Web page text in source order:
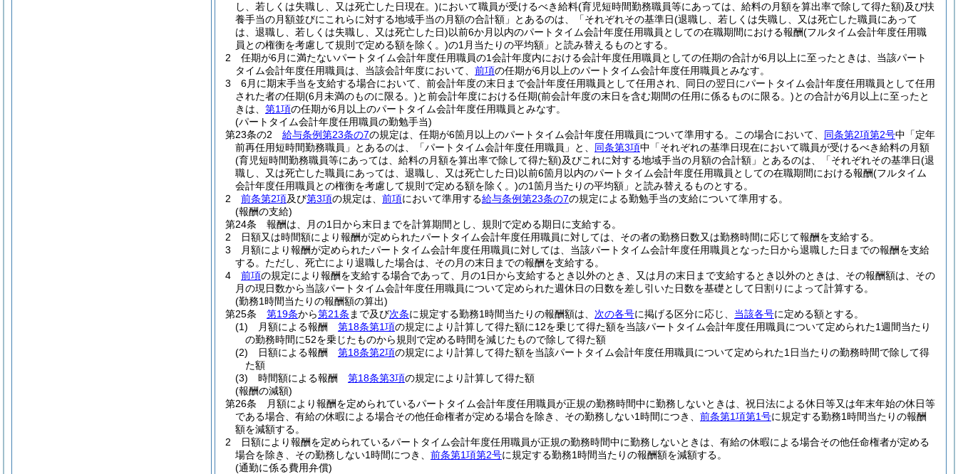
し、若しくは失職し、又は死亡した日現在。)において職員が受けるべき給料(育児短時間勤務職員等にあっては、給料の月額を算出率で除して得た額)及び扶
養手当の月額並びにこれらに対する地域手当の月額の合計額」とあるのは、「それぞれその基準日(退職し、若しくは失職し、又は死亡した職員にあって
は、退職し、若しくは失職し、又は死亡した日)以前6か月以内のパートタイム会計年度任用職員としての在職期間における報酬(フルタイム会計年度任用職
員との権衡を考慮して規則で定める額を除く。)の1月当たりの平均額」と読み替えるものとする。
2
任期が6月に満たないパートタイム会計年度任用職員の1会計年度内における会計年度任用職員としての任期の合計が6月以上に至ったときは、当該パート
タイム会計年度任用職員は、当該会計年度において、 前項の任期が6月以上のパートタイム会計年度任用職員とみなす。
3
6月に期末手当を支給する場合において、前会計年度の末日まで会計年度任用職員として任用され、同日の翌日にパートタイム会計年度任用職員として任用
された者の任期(6月未満のものに限る。)と前会計年度における任期(前会計年度の末日を含む期間の任用に係るものに限る。)との合計が6月以上に至ったと
きは、 第1項の任期が6月以上のパートタイム会計年度任用職員とみなす。
(パートタイム会計年度任用職員の勤勉手当)
第23条の2
給与条例第23条の7の規定は、任期が6箇月以上のパートタイム会計年度任用職員について準用する。 この場合において、 同条第2項第2号中「定年
前再任用短時間勤務職員」とあるのは、「パートタイム会計年度任用職員」と、 同条第3項中「それぞれの基準日現在において職員が受けるべき給料の月額
(育児短時間勤務職員等にあっては、給料の月額を算出率で除して得た額)及びこれに対する地域手当の月額の合計額」とあるのは、「それぞれその基準日(退
職し、又は死亡した職員にあっては、退職し、又は死亡した日)以前6箇月以内のパートタイム会計年度任用職員としての在職期間における報酬(フルタイム
会計年度任用職員との権衡を考慮して規則で定める額を除く。)の1箇月当たりの平均額」と読み替えるものとする。
2
前条第2項及び第3項の規定は、 前項において準用する給与条例第23条の7の規定による勤勉手当の支給について準用する。
(報酬の支給)
第24条
報酬は、月の1日から末日までを計算期間とし、規則で定める期日に支給する。
2
日額又は時間額により報酬が定められたパートタイム会計年度任用職員に対しては、その者の勤務日数又は勤務時間に応じて報酬を支給する。
3
月額により報酬が定められたパートタイム会計年度任用職員に対しては、当該パートタイム会計年度任用職員となった日から退職した日までの報酬を支給
する。 ただし、死亡により退職した場合は、その月の末日までの報酬を支給する。
4
前項の規定により報酬を支給する場合であって、月の1日から支給するとき以外のとき、又は月の末日まで支給するとき以外のときは、その報酬額は、その
月の現日数から当該パートタイム会計年度任用職員について定められた週休日の日数を差し引いた日数を基礎として日割りによって計算する。
(勤務1時間当たりの報酬額の算出)
第25条
第19条から第21条 まで及び次条に規定する勤務1時間当たりの報酬額は、 次の各号に掲げる区分に応じ、 当該各号に定める額とする。
(1)
月額による報酬 第18条第1項の規定により計算して得た額に12を乗じて得た額を当該パートタイム会計年度任用職員について定められた1週間当たり
の勤務時間に52を乗じたものから規則で定める時間を減じたもので除して得た額
(2)
日額による報酬 第18条第2項の規定により計算して得た額を当該パートタイム会計年度任用職員について定められた1日当たりの勤務時間で除して得
た額
(3)
時間額による報酬 第18条第3項の規定により計算して得た額
(報酬の減額)
第26条
月額により報酬を定められているパートタイム会計年度任用職員が正規の勤務時間中に勤務しないときは、祝日法による休日等又は年末年始の休日等
である場合、有給の休暇による場合その他任命権者が定める場合を除き、その勤務しない1時間につき、 前条第1項第1号に規定する勤務1時間当たりの報酬
額を減額する。
2
日額により報酬を定められているパートタイム会計年度任用職員が正規の勤務時間中に勤務しないときは、有給の休暇による場合その他任命権者が定める
場合を除き、その勤務しない1時間につき、 前条第1項第2号に規定する勤務1時間当たりの報酬額を減額する。
(通勤に係る費用弁償)